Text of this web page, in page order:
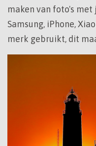
maken van foto's met
Samsung, iPhone,
merk gebruikt, dit